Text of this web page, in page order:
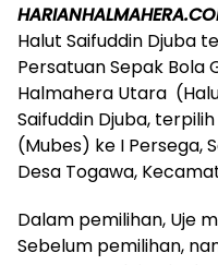
Halut Saifuddin Djuba
Persatuan Sepak Bola
Halmahera Utara
Saifuddin Djuba,
(Mubes) ke I Persega,
Desa Togawa,
Dalam pemilihan, Uje
Sebelum pemilihan,